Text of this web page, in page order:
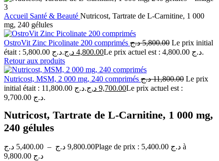
Accueil Santé & Beauté Nutricost, Tartrate de L-Carnitine, 1 000
mg, 240 gélules
OstroVit Zinc Picolinate 200 comprimés 5,800.00 د.ج
Le prix initial
était : 5,800.00 د.ج.
4,800.00 د.ج
Le prix actuel est : 4,800.00 د.ج.
Retour aux produits
Nutricost, MSM, 2 000 mg, 240 comprimés 11,800.00 د.ج
Le prix
initial était : 11,800.00 د.ج.
9,700.00 د.ج
Le prix actuel est :
9,700.00 د.ج.
Nutricost, Tartrate de L-Carnitine, 1 000 mg,
240 gélules
5,400.00 د.ج – 9,800.00 د.ج
Plage de prix : 5,400.00 د.ج à
9,800.00 د.ج